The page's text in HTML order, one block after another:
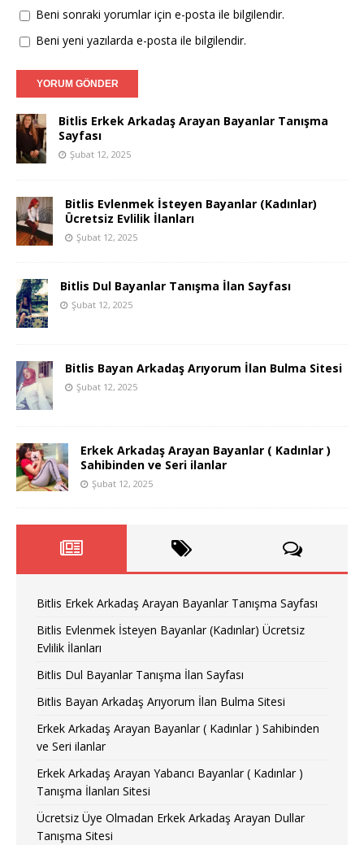
Beni sonraki yorumlar için e-posta ile bilgilendir.
Beni yeni yazılarda e-posta ile bilgilendir.
Bitlis Erkek Arkadaş Arayan Bayanlar Tanışma
Sayfası
Şubat 12, 2025
Bitlis Evlenmek İsteyen Bayanlar (Kadınlar)
Ücretsiz Evlilik İlanları
Şubat 12, 2025
Bitlis Dul Bayanlar Tanışma İlan Sayfası
Şubat 12, 2025
Bitlis Bayan Arkadaş Arıyorum İlan Bulma Sitesi
Şubat 12, 2025
Erkek Arkadaş Arayan Bayanlar ( Kadınlar )
Sahibinden ve Seri ilanlar
Şubat 12, 2025
Bitlis Erkek Arkadaş Arayan Bayanlar Tanışma Sayfası
Bitlis Evlenmek İsteyen Bayanlar (Kadınlar) Ücretsiz
Evlilik İlanları
Bitlis Dul Bayanlar Tanışma İlan Sayfası
Bitlis Bayan Arkadaş Arıyorum İlan Bulma Sitesi
Erkek Arkadaş Arayan Bayanlar ( Kadınlar ) Sahibinden
ve Seri ilanlar
Erkek Arkadaş Arayan Yabancı Bayanlar ( Kadınlar )
Tanışma İlanları Sitesi
Ücretsiz Üye Olmadan Erkek Arkadaş Arayan Dullar
Tanışma Sitesi